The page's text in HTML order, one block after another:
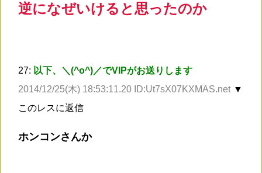
逆になぜいけると思ったのか
27: 以下、＼(^o^)／でVIPがお送りします
2014/12/25(木) 18:53:11.20 ID:Ut7sX07KXMAS.net ▼
このレスに返信
ホンコンさんか